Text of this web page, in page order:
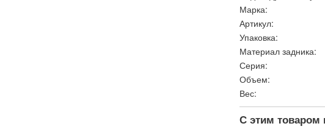
Марка:
Артикул:
Упаковка:
Материал задника:
Серия:
Объем:
Вес:
С этим товаром